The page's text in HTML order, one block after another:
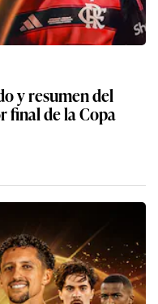
y resumen del
final de la Copa